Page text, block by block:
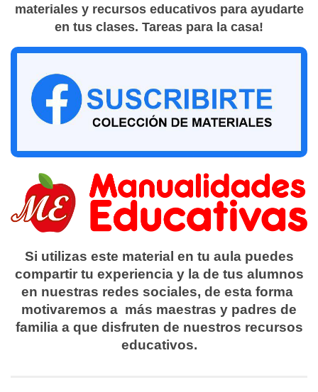
materiales y recursos educativos para ayudarte
en tus clases. Tareas para la casa!
Si utilizas este material en tu aula puedes
compartir tu experiencia y la de tus alumnos
en nuestras redes sociales, de esta forma
motivaremos a más maestras y padres de
familia a que disfruten de nuestros recursos
educativos.